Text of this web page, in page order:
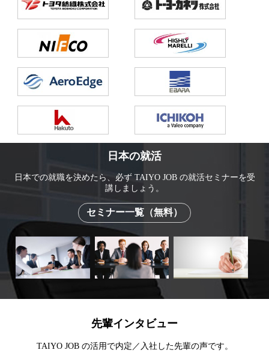
日本の就活
日本での就職を決めたら、必ず TAIYO JOB の就活セミナーを受
講しましょう。
セミナー一覧（無料）
先輩インタビュー
TAIYO JOB の活用で内定／入社した先輩の声です。